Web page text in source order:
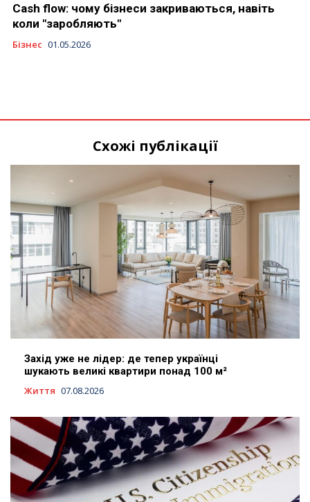
Cash flow: чому бізнеси закриваються, навіть
коли "заробляють"
Бізнес 01.05.2026
Схожі публікації
Захід уже не лідер: де тепер українці
шукають великі квартири понад 100 м²
Життя 07.08.2026